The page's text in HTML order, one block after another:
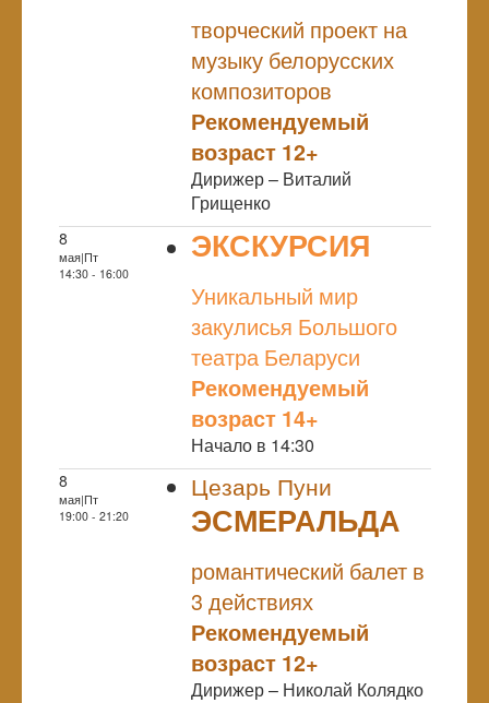
творческий проект на
музыку белорусских
композиторов
Рекомендуемый
возраст 12+
Дирижер – Виталий
Грищенко
8
мая|Пт
14:30 - 16:00
ЭКСКУРСИЯ
Уникальный мир
закулисья Большого
театра Беларуси
Рекомендуемый
возраст 14+
Начало в 14:30
8
мая|Пт
19:00 - 21:20
Цезарь Пуни
ЭСМЕРАЛЬДА
романтический балет в
3 действиях
Рекомендуемый
возраст 12+
Дирижер – Николай Колядко